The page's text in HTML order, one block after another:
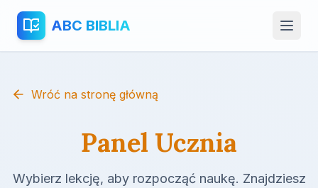
ABC BIBLIA
Wróć na stronę główną
Panel Ucznia
Wybierz lekcję, aby rozpocząć naukę. Znajdziesz